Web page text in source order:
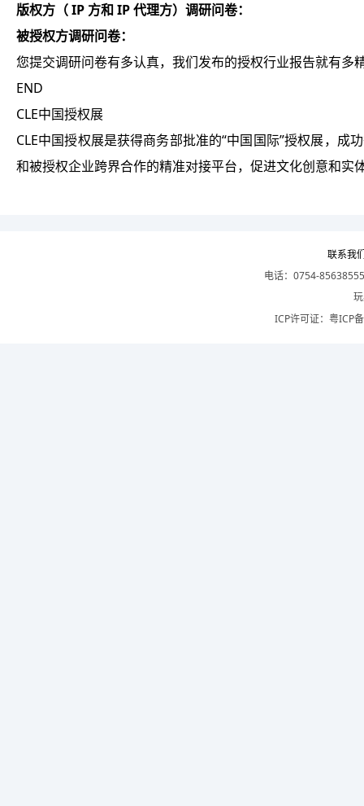
版权方（ IP 方和 IP 代理方）调研问卷：
被授权方调研问卷：
您提交调研问卷有多认真，我们发布的授权行业报告就有
END
CLE中国授权展
CLE中国授权展是获得商务部批准的“中国国际”授权展，
和被授权企业跨界合作的精准对接平台，促进文化创意和实
联系我
电话：0754-
ICP许可证： 粤ICP